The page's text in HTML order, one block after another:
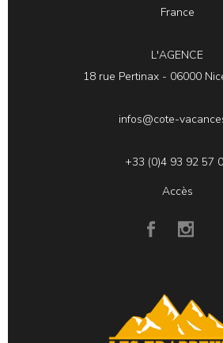
France
L'AGENCE
18 rue Pertinax - 06000
infos@cote-
+33 (0)4 93 92 57
Accès